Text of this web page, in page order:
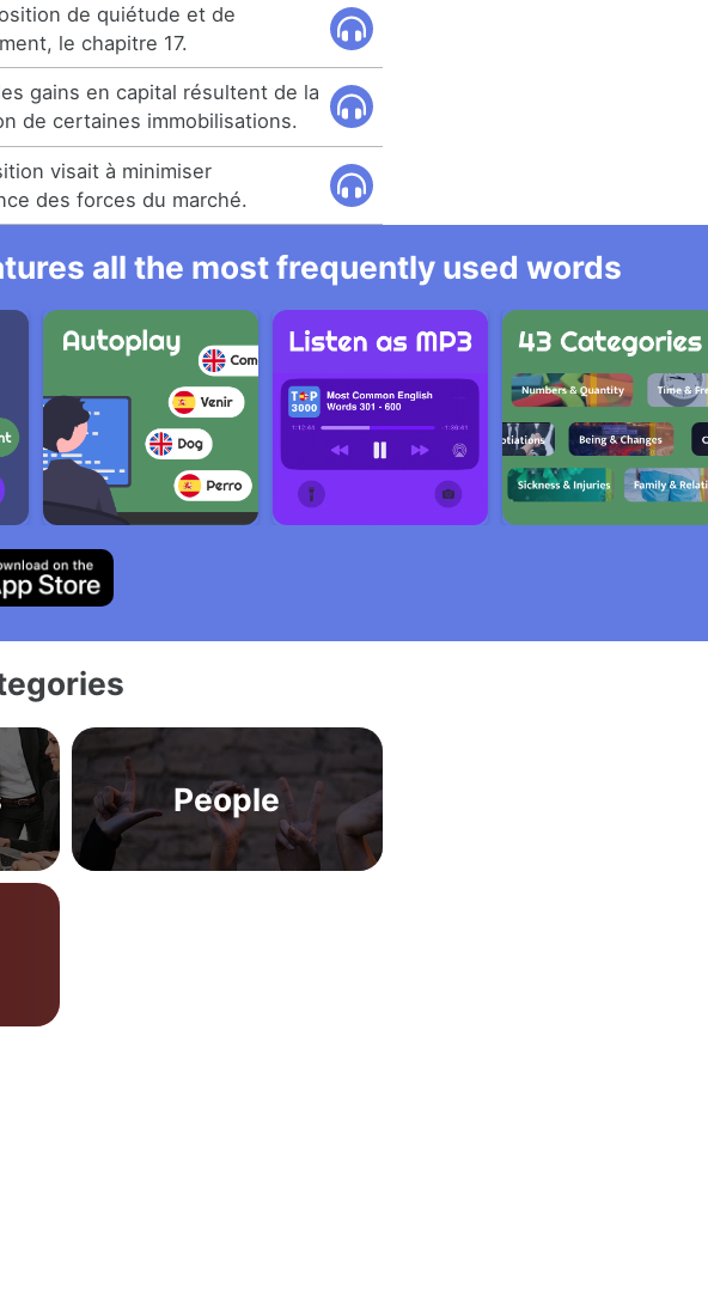
de quiétude et de
le chapitre 17.
gains en capital résultent de la
de certaines immobilisations.
visait à minimiser
des forces du marché.
all the most frequently used words
People